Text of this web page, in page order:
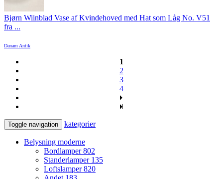
Bjørn Wiinblad Vase af Kvindehoved med Hat som Låg No. V51
fra ...
Danam Antik
1
2
3
4
Toggle navigation kategorier
Belysning moderne
Bordlamper802
Standerlamper 135
Loftslamper820